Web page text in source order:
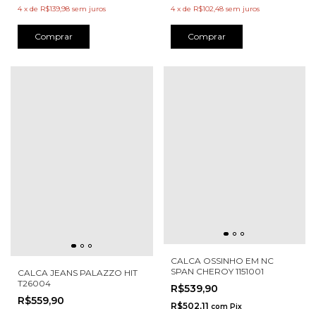
4 x de R$139,98 sem juros
Comprar
4 x de R$102,48 sem juros
Comprar
CALCA JEANS PALAZZO HIT
T26004
R$559,90
CALCA OSSINHO EM NC
SPAN CHEROY 1151001
R$539,90
R$502,11 com Pix